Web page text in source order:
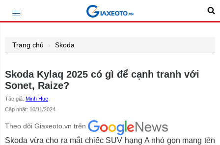
Trang chủ Skoda
Skoda Kylaq 2025 có gì để cạnh tranh với
Sonet, Raize?
Tác giả: Minh Hue
Cập nhật: 10/11/2024
Theo dõi Giaxeoto.vn trên
Skoda vừa cho ra mắt chiếc SUV hạng A nhỏ gọn mang tên